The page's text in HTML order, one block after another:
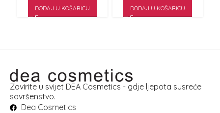
DODAJ U KOŠARICU DODAJ U KOŠARICU
Zavirite u svijet DEA Cosmetics - gdje ljepota susreće
savršenstvo.
Dea Cosmetics